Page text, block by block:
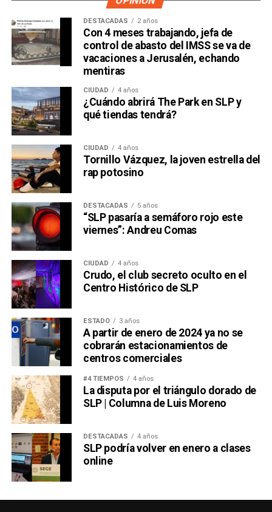
DESTACADAS 2 años
Con 4 meses trabajando, jefa de
control de abasto del IMSS se va de
vacaciones a Jerusalén, echando
mentiras
CIUDAD 4 años
¿Cuándo abrirá The Park en SLP y
qué tiendas tendrá?
CIUDAD 4 años
Tornillo Vázquez, la joven estrella del
rap potosino
DESTACADAS 5 años
“SLP pasaría a semáforo rojo este
viernes”: Andreu Comas
CIUDAD 4 años
Crudo, el club secreto oculto en el
Centro Histórico de SLP
ESTADO 3 años
A partir de enero de 2024 ya no se
cobrarán estacionamientos de
centros comerciales
#4 TIEMPOS 4 años
La disputa por el triángulo dorado de
SLP | Columna de Luis Moreno
DESTACADAS 4 años
SLP podría volver en enero a clases
online